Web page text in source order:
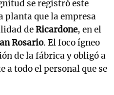
se registró este
planta que la empresa
deRicardone, en el
Rosario. El foco ígneo
de la fábrica y obligó a
a todo el personal que se